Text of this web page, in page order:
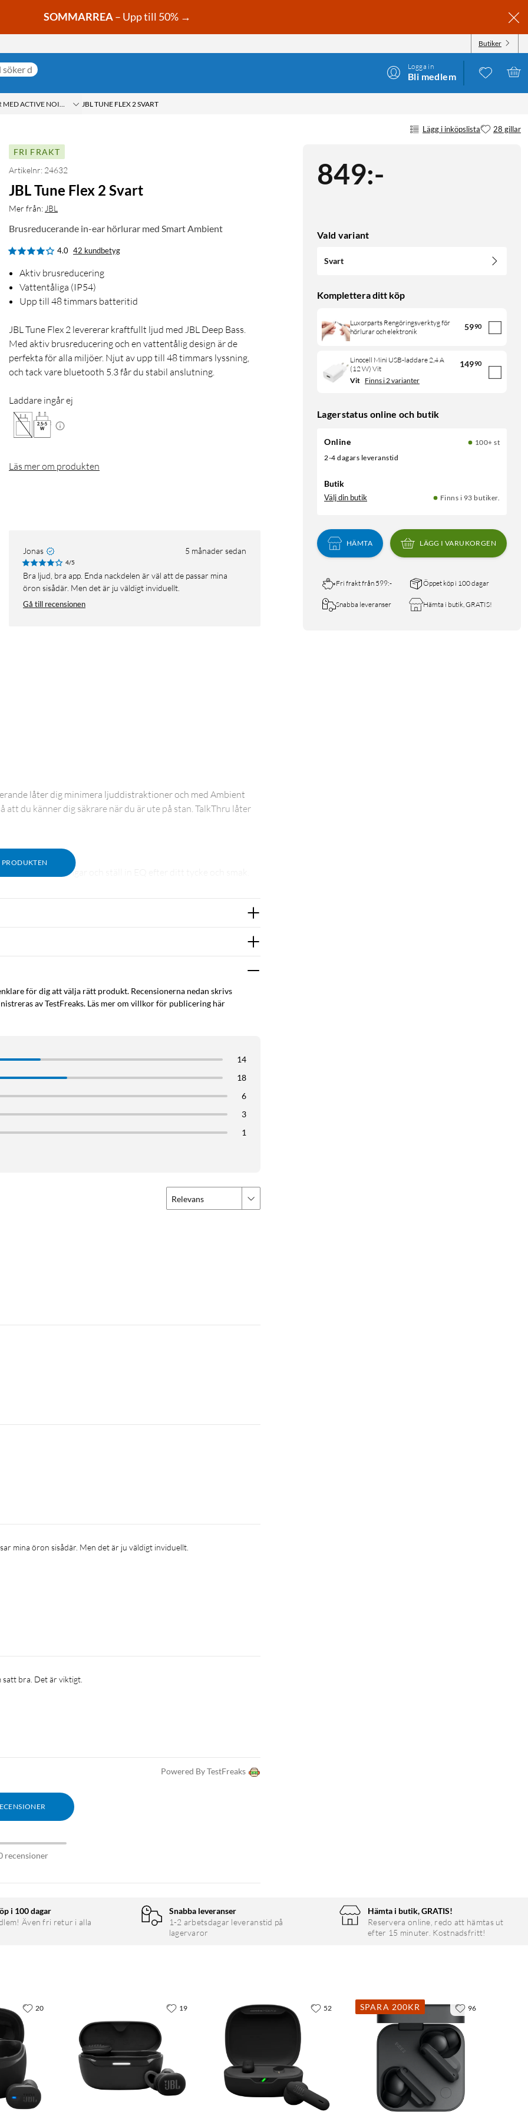
SOMMARREA– Upp till 50% →
Butiker
Logga in
Bli medlem
ACTIVE NOISE CANCELLING (ANC)
JBL TUNE FLEX 2 SVART
Lägg i inköpslista 28 gillar
849:-
Vald variant
Svart
Komplettera ditt köp
Luxorparts Rengöringsverktyg för
hörlurar och elektronik
5990
Linocell Mini USB-laddare 2,4 A
(12 W) Vit
14990
Vit Finns i 2 varianter
Lagerstatus online och butik
Online
100+ st
2-4 dagars leveranstid
Butik
Välj din butik Finns i 93 butiker.
HÄMTA LÄGG I VARUKORGEN
Fri frakt från 599:- Öppet köp i 100 dagar
Snabba leveranser Hämta i butik, GRATIS!
FRI FRAKT
Artikelnr: 24632
JBL Tune Flex 2 Svart
Mer från:JBL
Brusreducerande in-ear hörlurar med Smart Ambient
4.0 42 kundbetyg
Aktiv brusreducering
Vattentåliga (IP54)
Upp till 48 timmars batteritid
JBL Tune Flex 2 levererar kraftfullt ljud med JBL Deep Bass.
Med aktiv brusreducering och en vattentålig design är de
perfekta för alla miljöer. Njut av upp till 48 timmars lyssning,
och tack vare bluetooth 5.3 får du stabil anslutning.
Laddare ingår ej
2.5-5
W
Läs mer om produkten
Jonas 5 månader sedan
4/5
Bra ljud, bra app. Enda nackdelen är väl att de passar mina
öron sisådär. Men det är ju väldigt inviduellt.
Gå till recensionen
PRODUKTEN
låter dig minimera ljuddistraktioner och med Ambient
du känner dig säkrare när du är ute på stan. TalkThru låter
Justera inställningar och ställ in EQ efter ditt tycke och smak.
ANC av)
för dig att välja rätt produkt. Recensionerna nedan skrivs
av TestFreaks. Läs mer om villkor för publicering här
14
18
6
3
1
Relevans
mina öron sisådär. Men det är ju väldigt inviduellt.
satt bra. Det är viktigt.
Powered By TestFreaks
recensioner
i 100 dagar
Även fri retur i alla
Snabba leveranser
1-2 arbetsdagar leveranstid på
lagervaror
Hämta i butik, GRATIS!
Reservera online, redo att hämtas ut
efter 15 minuter. Kostnadsfritt!
20 19 52 SPARA 200KR 96